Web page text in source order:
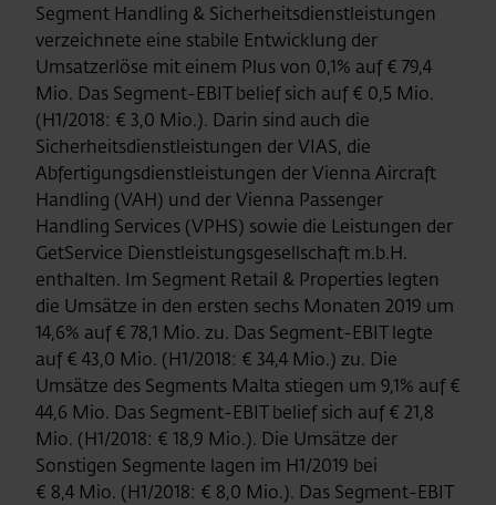
Segment Handling & Sicherheitsdienstleistungen
verzeichnete eine stabile Entwicklung der
Umsatzerlöse mit einem Plus von 0,1% auf € 79,4
Mio. Das Segment-EBIT belief sich auf € 0,5 Mio.
(H1/2018: € 3,0 Mio.). Darin sind auch die
Sicherheitsdienstleistungen der VIAS, die
Abfertigungsdienstleistungen der Vienna Aircraft
Handling (VAH) und der Vienna Passenger
Handling Services (VPHS) sowie die Leistungen der
GetService Dienstleistungsgesellschaft m.b.H.
enthalten. Im Segment Retail & Properties legten
die Umsätze in den ersten sechs Monaten 2019 um
14,6% auf € 78,1 Mio. zu. Das Segment-EBIT legte
auf € 43,0 Mio. (H1/2018: € 34,4 Mio.) zu. Die
Umsätze des Segments Malta stiegen um 9,1% auf €
44,6 Mio. Das Segment-EBIT belief sich auf € 21,8
Mio. (H1/2018: € 18,9 Mio.). Die Umsätze der
Sonstigen Segmente lagen im H1/2019 bei
€ 8,4 Mio. (H1/2018: € 8,0 Mio.). Das Segment-EBIT